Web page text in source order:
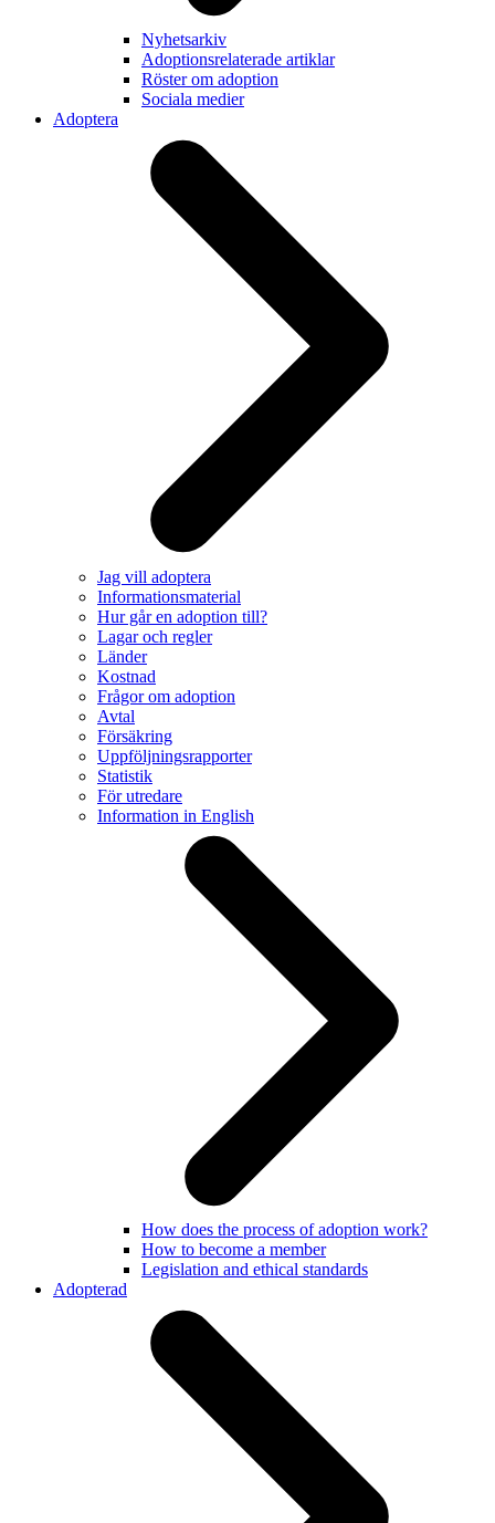
Nyhetsarkiv
Adoptionsrelaterade artiklar
Röster om adoption
Sociala medier
Adoptera
Jag vill adoptera
Informationsmaterial
Hur går en adoption till?
Lagar och regler
Länder
Kostnad
Frågor om adoption
Avtal
Försäkring
Uppföljningsrapporter
Statistik
För utredare
Information in English
How does the process of adoption work?
How to become a member
Legislation and ethical standards
Adopterad